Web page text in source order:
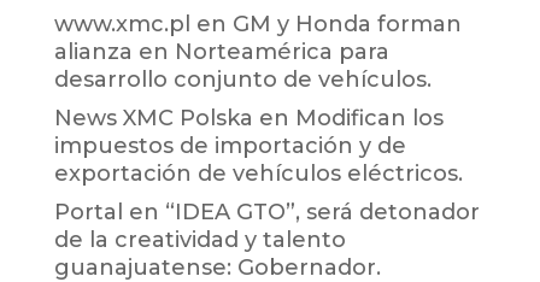
www.xmc.pl en GM y Honda forman
alianza en Norteamérica para
desarrollo conjunto de vehículos.
News XMC Polska en Modifican los
impuestos de importación y de
exportación de vehículos eléctricos.
Portal en “IDEA GTO”, será detonador
de la creatividad y talento
guanajuatense: Gobernador.